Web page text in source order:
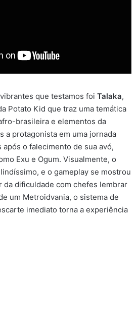
que testamos foi Talaka,
Potato Kid que traz uma temática
brasileira e elementos da
a protagonista em uma jornada
o falecimento de sua avó,
Exu e Ogum. Visualmente, o
e o gameplay se mostrou
da dificuldade com chefes lembrar
um Metroidvania, o sistema de
imediato torna a experiência